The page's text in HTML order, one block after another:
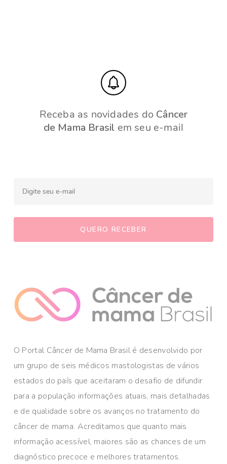
Receba as novidades do Câncer
de Mama Brasil em seu e-mail
O Portal Câncer de Mama Brasil é desenvolvido por
um grupo de seis médicos mastologistas de vários
estados do país que aceitaram o desafio de difundir
para a população informações atuais, mais detalhadas
e de qualidade sobre os avanços no tratamento do
câncer de mama. Acreditamos que quanto mais
informação acessível, maiores são as chances de um
diagnóstico precoce e melhores tratamentos.